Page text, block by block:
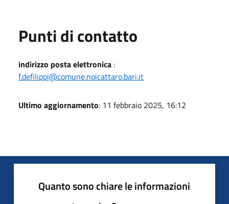
Punti di contatto
indirizzo posta elettronica :
f.defilippi@comune.noicattaro.bari.it
Ultimo aggiornamento: 11 febbraio 2025, 16:12
Quanto sono chiare le informazioni